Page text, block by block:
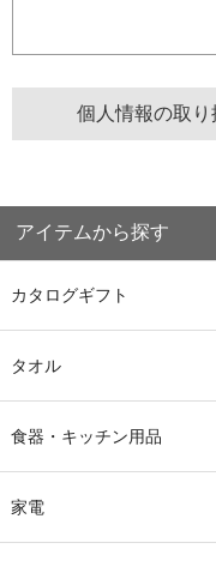
アイテムから探す
カタログギフト
タオル
食器・キッチン用品
家電